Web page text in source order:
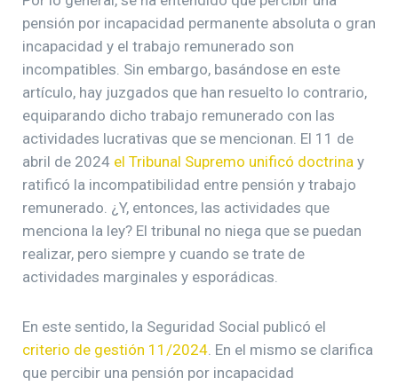
pensión por incapacidad permanente absoluta o gran
incapacidad y el trabajo remunerado son
incompatibles. Sin embargo, basándose en este
artículo, hay juzgados que han resuelto lo contrario,
equiparando dicho trabajo remunerado con las
actividades lucrativas que se mencionan. El 11 de
abril de 2024 el Tribunal Supremo unificó doctrina y
ratificó la incompatibilidad entre pensión y trabajo
remunerado. ¿Y, entonces, las actividades que
menciona la ley? El tribunal no niega que se puedan
realizar, pero siempre y cuando se trate de
actividades marginales y esporádicas.
En este sentido, la Seguridad Social publicó el
criterio de gestión 11/2024. En el mismo se clarifica
que percibir una pensión por incapacidad